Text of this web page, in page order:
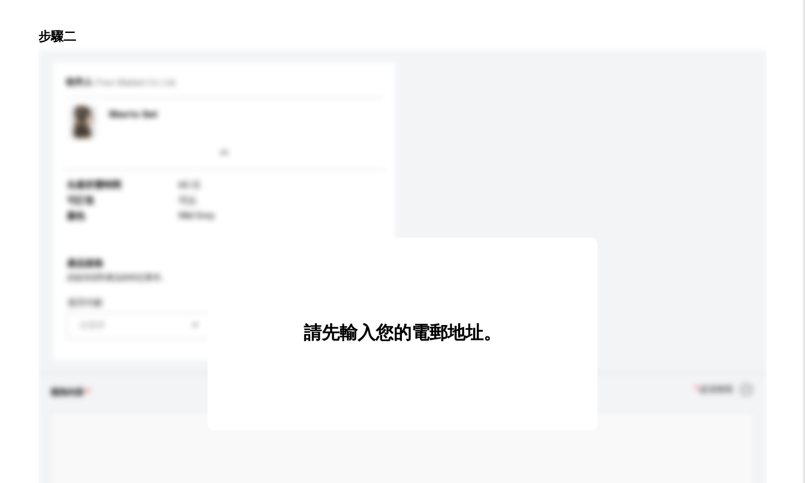
步驟二
收件人 Free Market Co Ltd
Shorts Set
生產所需時間
60 日
可訂造
可以
顏色
Mid Grey
產品規格
適用年齡
新增/刪除選項
查詢內容
請先輸入您的電郵地址。